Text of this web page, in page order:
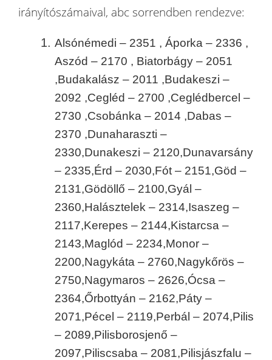
irányítószámaival, abc sorrendben rendezve:
Alsónémedi – 2351 , Áporka – 2336 ,
Aszód – 2170 , Biatorbágy – 2051
,Budakalász – 2011 ,Budakeszi –
2092 ,Cegléd – 2700 ,Ceglédbercel –
2730 ,Csobánka – 2014 ,Dabas –
2370 ,Dunaharaszti –
2330,Dunakeszi – 2120,Dunavarsány
– 2335,Érd – 2030,Fót – 2151,Göd –
2131,Gödöllő – 2100,Gyál –
2360,Halásztelek – 2314,Isaszeg –
2117,Kerepes – 2144,Kistarcsa –
2143,Maglód – 2234,Monor –
2200,Nagykáta – 2760,Nagykőrös –
2750,Nagymaros – 2626,Ócsa –
2364,Őrbottyán – 2162,Páty –
2071,Pécel – 2119,Perbál – 2074,Pilis
– 2089,Pilisborosjenő –
2097,Piliscsaba – 2081,Pilisjászfalu –